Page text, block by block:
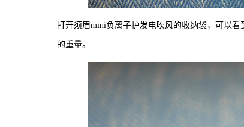
打开须眉mini负离子护发电吹风的收纳袋，可以
的重量。